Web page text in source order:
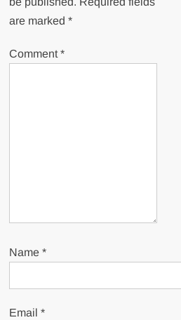
are marked*
Comment*
Name*
Email*